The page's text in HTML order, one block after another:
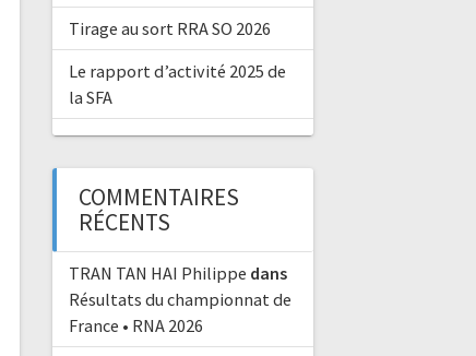
Tirage au sort RRA SO 2026
Le rapport d’activité 2025 de
la SFA
COMMENTAIRES
RÉCENTS
TRAN TAN HAI Philippe dans
Résultats du championnat de
France • RNA 2026